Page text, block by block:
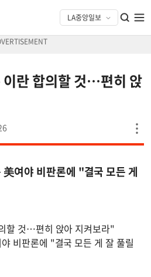
란 합의할 것…편히 앉
여야 비판론에 "결국 모든 게
할 것…편히 앉아 지켜보라"
비판론에 "결국 모든 게 잘 풀릴